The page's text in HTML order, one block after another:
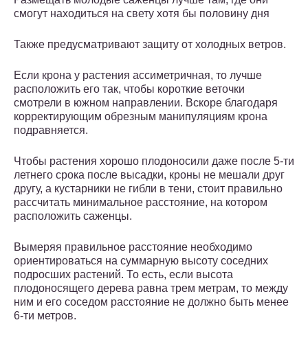
смогут находиться на свету хотя бы половину дня
Также предусматривают защиту от холодных ветров.
Если крона у растения ассиметричная, то лучше
расположить его так, чтобы короткие веточки
смотрели в южном направлении. Вскоре благодаря
корректирующим обрезным манипуляциям крона
подравняется.
Чтобы растения хорошо плодоносили даже после 5-ти
летнего срока после высадки, кроны не мешали друг
другу, а кустарники не гибли в тени, стоит правильно
рассчитать минимальное расстояние, на котором
расположить саженцы.
Вымеряя правильное расстояние необходимо
ориентироваться на суммарную высоту соседних
подросших растений. То есть, если высота
плодоносящего дерева равна трем метрам, то между
ним и его соседом расстояние не должно быть менее
6-ти метров.